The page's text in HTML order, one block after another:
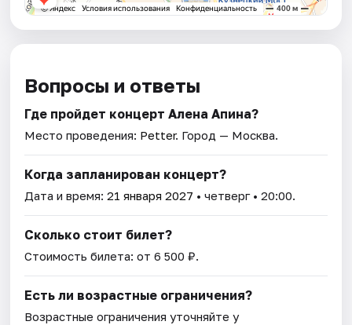
Вопросы и ответы
Где пройдет концерт Алена Апина?
Место проведения: Petter. Город — Москва.
Когда запланирован концерт?
Дата и время:21 января 2027 • четверг • 20:00.
Сколько стоит билет?
Стоимость билета: от 6 500 ₽.
Есть ли возрастные ограничения?
Возрастные ограничения уточняйте у